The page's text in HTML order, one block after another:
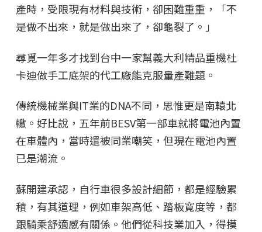
產時，受限現有材料與技術，卻困難重重，「不
是做不出來，就是做出來了，卻龜裂了。」
尋覓一年多才找到台中一家幫義大利精品重機杜
卡迪做手工底架的代工廠能克服量產難題。
傳統機械業與IT業的DNA不同，思惟更是南轅北
轍。好比說，五年前BESV第一部車就將電池內置
在車體內，當時還被同業嘲笑，但現在電池內置
已是潮流。
蘇開建承認，自行車很多設計細節，都是經驗累
積，有其道理，例如車架高低、踏板寬度等，都
跟騎乘舒適感有關係。他們從科技業加入，得摸